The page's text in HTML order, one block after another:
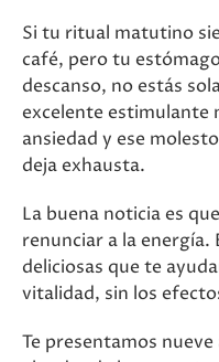
Si tu ritual matutino
café, pero tu
descanso, no estás
excelente estimulante
ansiedad y ese molesto
deja exhausta.
La buena noticia es
renunciar a la energía.
deliciosas que te
vitalidad, sin los
Te presentamos